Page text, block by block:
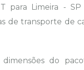
para Limeira - SP
de transporte de
do